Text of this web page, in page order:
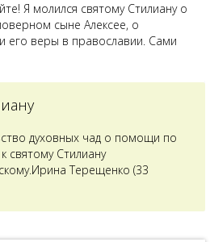
про него, узнала про
Я молился святому Стилиану о
сыне Алексее, о
его веры в православии. Сами
воцерковлены. Через год
к множеству святынь
духовных чад о помощи по
святому Стилиану
Терещенко (33
долгое время пытались